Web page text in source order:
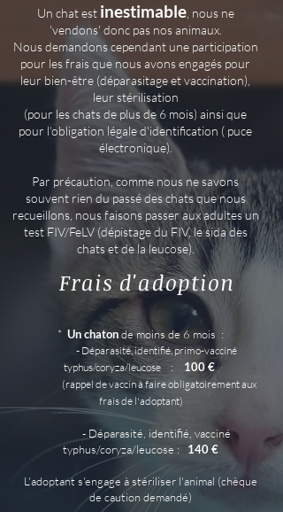
Un chat est inestimable, nous ne
'vendons' donc pas nos animaux.
Nous demandons cependant une participation
pour les frais que nous avons engagés pour
leur bien-être (déparasitage et vaccination),
leur stérilisation
(pour les chats de plus de 6 mois) ainsi que
pour l'obligation légale d'identification ( puce
électronique).
Par précaution, comme nous ne savons
souvent rien du passé des chats que nous
recueillons, nous faisons passer aux adultes un
test FIV/FeLV (dépistage du FIV, le sida des
chats et de la leucose).
Frais d'adoption
* Un chatonde moins de 6 mois :
- Déparasité, identifié, primo-vacciné
typhus/coryza/leucose: 100 €
(rappel de vaccin à faire obligatoirement aux
frais de l'adoptant)
- Déparasité, identifié, vacciné
typhus/coryza/leucose : 140 €
L'adoptant s'engage à stériliser l'animal (chèque
de caution demandé)